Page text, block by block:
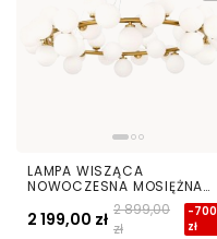
LAMPA WISZĄCA
NOWOCZESNA MOSIĘŻNA
BIAŁE KULE MARSIADA 40
2 199,00 zł 2 899,00
zł
-700
zł